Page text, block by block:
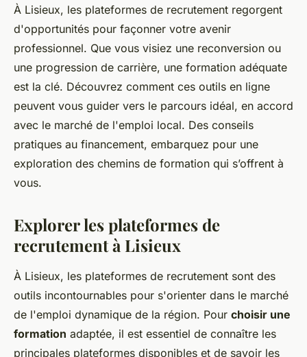
À Lisieux, les plateformes de recrutement regorgent
d'opportunités pour façonner votre avenir
professionnel. Que vous visiez une reconversion ou
une progression de carrière, une formation adéquate
est la clé. Découvrez comment ces outils en ligne
peuvent vous guider vers le parcours idéal, en accord
avec le marché de l'emploi local. Des conseils
pratiques au financement, embarquez pour une
exploration des chemins de formation qui s’offrent à
vous.
Explorer les plateformes de
recrutement à Lisieux
À Lisieux, les plateformes de recrutement sont des
outils incontournables pour s'orienter dans le marché
de l'emploi dynamique de la région. Pour choisir une
formation adaptée, il est essentiel de connaître les
principales plateformes disponibles et de savoir les